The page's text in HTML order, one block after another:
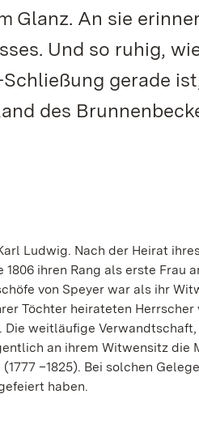
Glanz. An sie
Und so ruhig,
gerade
des
Ludwig. Nach der Heirat
ihren Rang als erste Frau
von Speyer war als ihr
Töchter heirateten Herrscher
weitläufige
an ihrem Witwensitz die
–1825). Bei solchen
haben.